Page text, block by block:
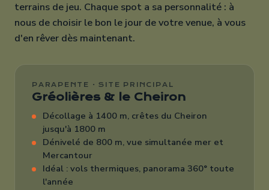
terrains de jeu. Chaque spot a sa personnalité : à
nous de choisir le bon le jour de votre venue, à vous
d'en rêver dès maintenant.
PARAPENTE · SITE PRINCIPAL
Gréolières & le Cheiron
Décollage à 1400 m, crêtes du Cheiron
jusqu'à 1800 m
Dénivelé de 800 m, vue simultanée mer et
Mercantour
Idéal : vols thermiques, panorama 360° toute
l'année